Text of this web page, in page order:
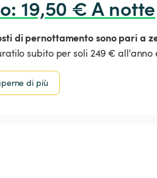
: 19,50 € A notte
di pernottamento sono pari a
subito per soli 249 €
di più